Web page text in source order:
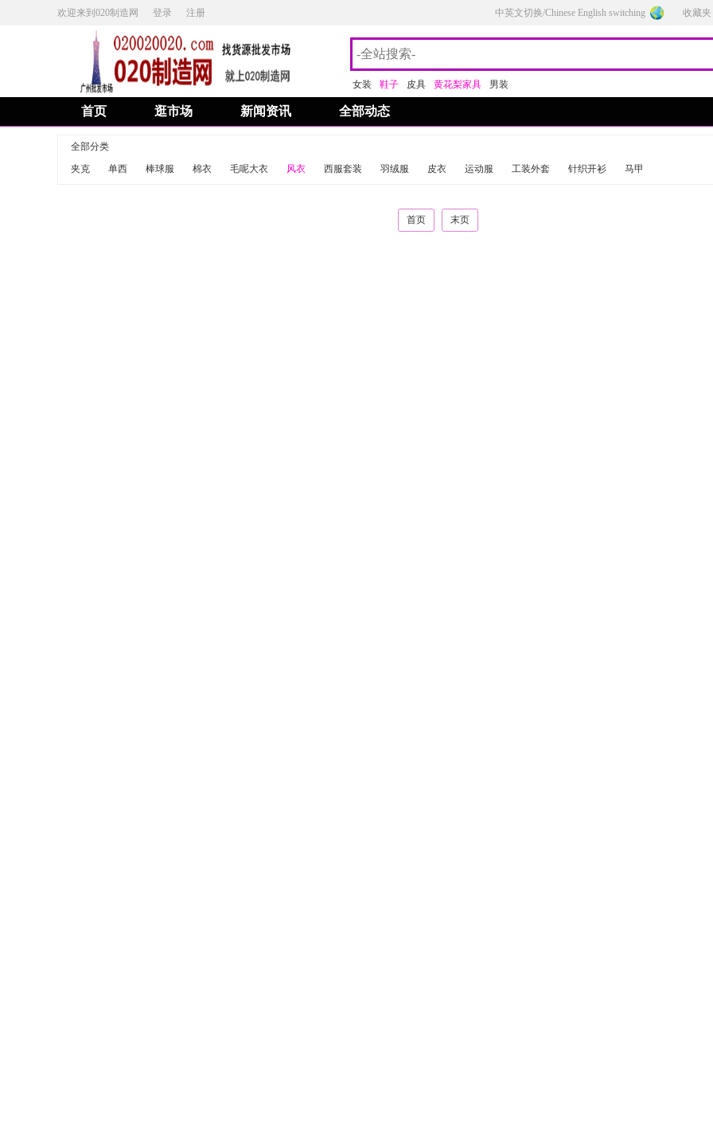
欢迎来到020制造网 登录 注册 中英文切换/Chinese English switching 收藏夹
女装 鞋子 皮具 黄花梨家具 男装
首页 逛市场 新闻资讯 全部动态
全部分类
夹克
单西 棒球服 棉衣 毛呢大衣 风衣 西服套装 羽绒服 皮衣 运动服 工装外套 针织开衫 马甲
首页 末页